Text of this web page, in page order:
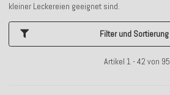
kleiner Leckereien geeignet sind.
Filter und Sortierung
Artikel 1 - 42 von 95